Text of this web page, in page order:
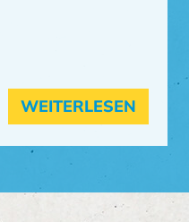
WEITERLESEN